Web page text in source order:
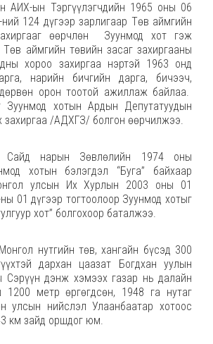
АИХ-ын Тэргүүлэгчдийн 1965 оны 06
124 дүгээр зарлигаар Төв аймгийн
өөрчлөн Зуунмод хот гэж
аймгийн төвийн засаг захиргааны
хороо захиргаа нэртэй 1963 онд
нарийн бичгийн дарга, бичээч,
орон тоотой ажиллаж байлаа.
Зуунмод хотын Ардын Депутатуудын
захиргаа /АДХГЗ/ болгон өөрчилжээ.
нарын Зөвлөлийн 1974 оны
хотын бэлэгдэл “Буга” байхаар
улсын Их Хурлын 2003 оны 01
01 дүгээр тогтоолоор Зуунмод хотыг
хот” болгохоор баталжээ.
нутгийн төв, хангайн бүсэд 300
дархан цаазат Богдхан уулын
Сэрүүн дэнж хэмээх газар нь далайн
метр өргөгдсөн, 1948 га нутаг
улсын нийслэл Улаанбаатар хотоос
км зайд оршдог юм.